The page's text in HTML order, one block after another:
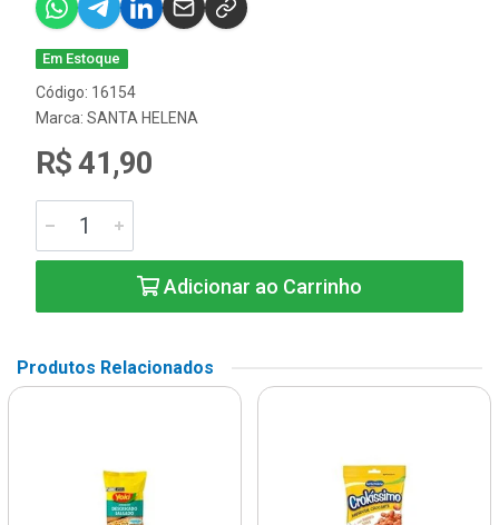
Em Estoque
Código: 16154
Marca: SANTA HELENA
R$ 41,90
Adicionar ao Carrinho
Produtos Relacionados